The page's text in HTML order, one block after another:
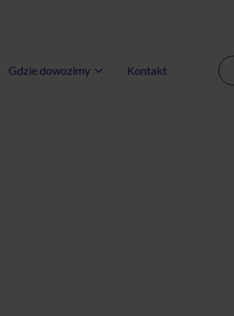
Gotowe programy diet
Gdzie dowozimy Kontakt